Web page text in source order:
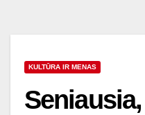
KULTŪRA IR MENAS